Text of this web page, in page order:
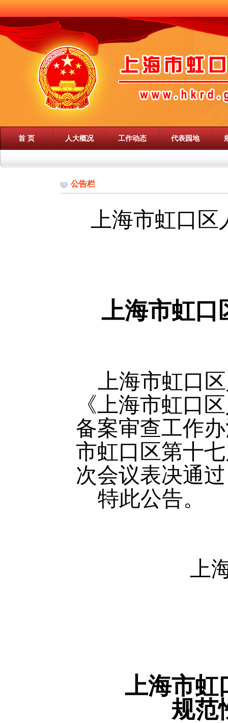
首 页 人大概况 工作动态 代表园地
公告栏
上海市虹口
上海市虹口
上海市虹口
《上海市虹口
备案审查工作
市虹口区第十
次会议表决通
特此公告。
上
上海市虹
规范